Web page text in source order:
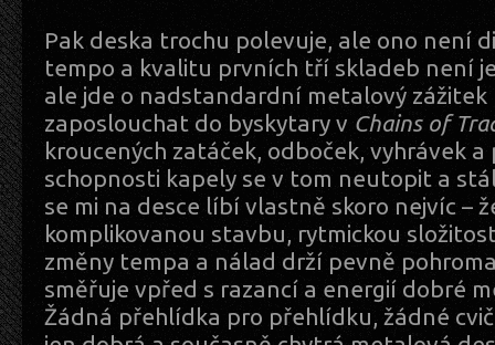
Pak deska trochu polevuje, ale ono není
tempo a kvalitu prvních tří skladeb není
ale jde o nadstandardní metalový zážitek
zaposlouchat do byskytary v Chains of
kroucených zatáček, odboček, vyhrávek a
schopnosti kapely se v tom neutopit a
se mi na desce líbí vlastně skoro nejvíc –
komplikovanou stavbu, rytmickou
změny tempa a nálad drží pevně
směřuje vpřed s razancí a energií dobré
Žádná přehlídka pro přehlídku, žádné